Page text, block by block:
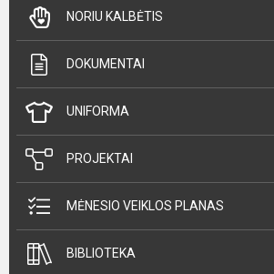
NORIU KALBĖTIS
DOKUMENTAI
UNIFORMA
PROJEKTAI
MĖNESIO VEIKLOS PLANAS
BIBLIOTEKA